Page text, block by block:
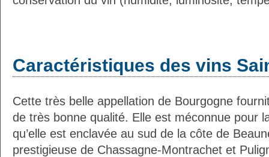
Caractéristiques des vins
Cette très belle appellation de Bourgogne
de très bonne qualité. Elle est méconnue pour
qu’elle est enclavée au sud de la côte de
prestigieuse de Chassagne-Montrachet et